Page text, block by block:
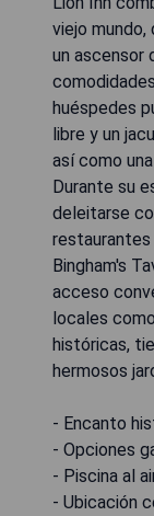
viejo
un ascensor
huéspedes
libre y un
así como
Durante su
deleitarse
restaurantes
Bingham's
acceso
locales
históricas,
hermosos
- Encanto
- Opciones
- Piscina al
- Ubicación